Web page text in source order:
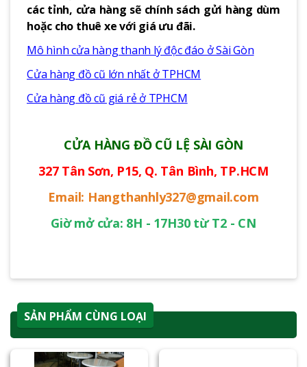
các tỉnh, cửa hàng sẽ chính sách gửi hàng dùm
hoặc cho thuê xe với giá ưu đãi.
Mô hình cửa hàng thanh lý độc đáo ở Sài Gòn
Cửa hàng đồ cũ lớn nhất ở TPHCM
Cửa hàng đồ cũ giá rẻ ở TPHCM
CỬA HÀNG ĐỒ CŨ LỆ SÀI GÒN
327 Tân Sơn, P15, Q. Tân Bình, TP.HCM
Email: Hangthanhly327@gmail.com
Giờ mở cửa: 8H - 17H30 từ T2 - CN
SẢN PHẨM CÙNG LOẠI